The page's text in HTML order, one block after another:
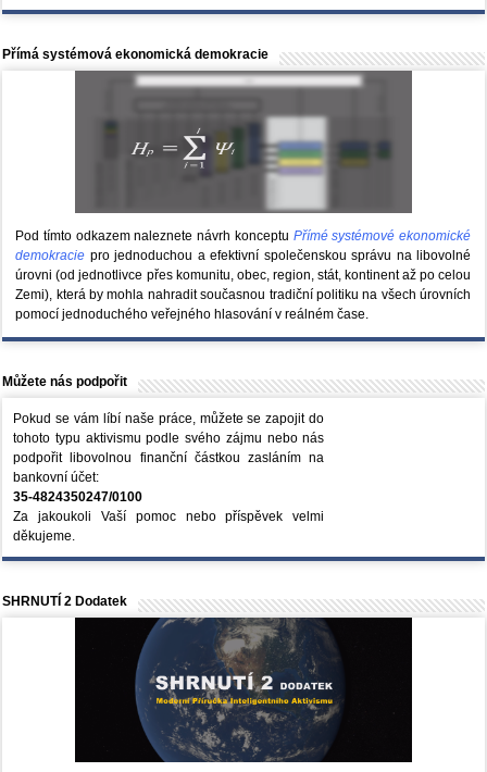
Přímá systémová ekonomická demokracie
Pod tímto odkazem naleznete návrh konceptu Přímé systémové ekonomické
demokracie pro jednoduchou a efektivní společenskou správu na libovolné
úrovni (od jednotlivce přes komunitu, obec, region, stát, kontinent až po celou
Zemi), která by mohla nahradit současnou tradiční politiku na všech úrovních
pomocí jednoduchého veřejného hlasování v reálném čase.
Můžete nás podpořit
Pokud se vám líbí naše práce, můžete se zapojit do
tohoto typu aktivismu podle svého zájmu nebo nás
podpořit libovolnou finanční částkou zasláním na
bankovní účet:
35-4824350247/0100
Za jakoukoli Vaší pomoc nebo příspěvek velmi
děkujeme.
SHRNUTÍ 2 Dodatek